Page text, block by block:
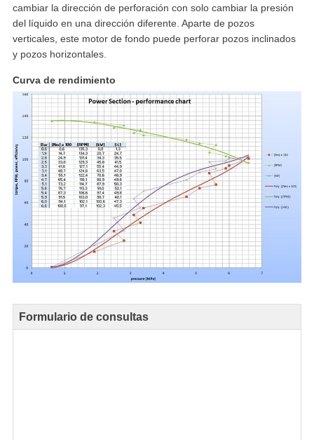
cambiar la dirección de perforación con solo cambiar la presión
del líquido en una dirección diferente. Aparte de pozos
verticales, este motor de fondo puede perforar pozos inclinados
y pozos horizontales.
Curva de rendimiento
Formulario de consultas